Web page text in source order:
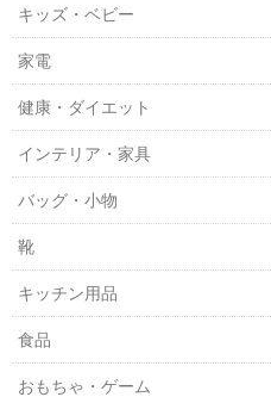
キッズ・ベビー
家電
健康・ダイエット
インテリア・家具
バッグ・小物
靴
キッチン用品
食品
おもちゃ・ゲーム